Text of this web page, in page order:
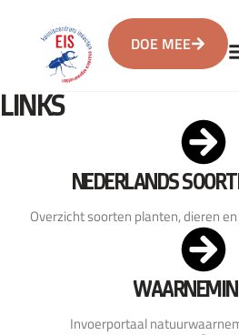
DOE MEE
LINKS
NEDERLANDS
Overzicht soorten planten, dieren
Invoerportaal